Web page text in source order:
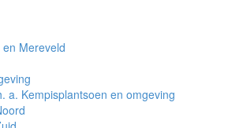
Mereveld
a. Kempisplantsoen en omgeving